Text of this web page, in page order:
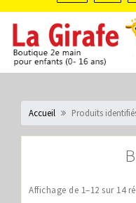
Accueil Produits
Affichage de 1–12 sur 14